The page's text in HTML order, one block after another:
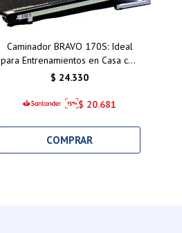
Caminador BRAVO 170S: Ideal
para Entrenamientos en Casa con
Motor 1.5 HP y Amortiguación
$ 24.330
$ 20.681